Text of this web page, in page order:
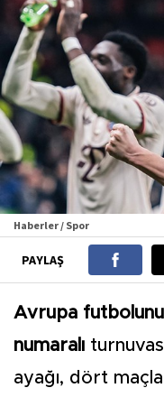
Haberler / Spor
PAYLAŞ
Avrupa
numaralı
ayağı, dört maçla